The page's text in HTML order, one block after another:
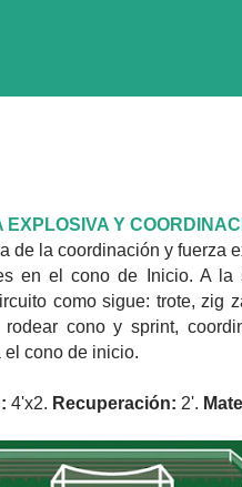
Y
de la coordinación y fuerza
en el cono de Inicio. A la
como sigue: trote, zig
cono y sprint,
el cono de inicio.
4'x2. Recuperación: 2'.